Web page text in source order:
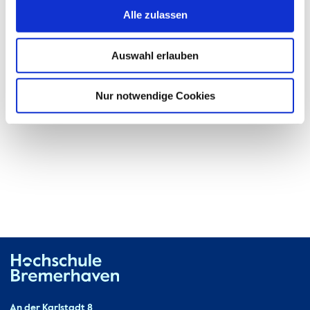
Alle zulassen
Auswahl erlauben
Nur notwendige Cookies
Raum: V401
An der Karlstadt 8